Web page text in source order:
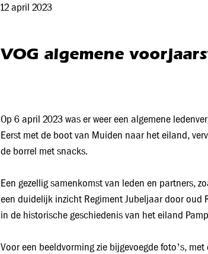
12 april 2023
VOG algemene
Op 6 april 2023 was er weer een algemene
Eerst met de boot van Muiden naar het eiland,
de borrel met snacks.
Een gezellig samenkomst van leden en partners,
een duidelijk inzicht Regiment Jubeljaar door
in de historische geschiedenis van het eiland
Voor een beeldvorming zie bijgevoegde foto's,